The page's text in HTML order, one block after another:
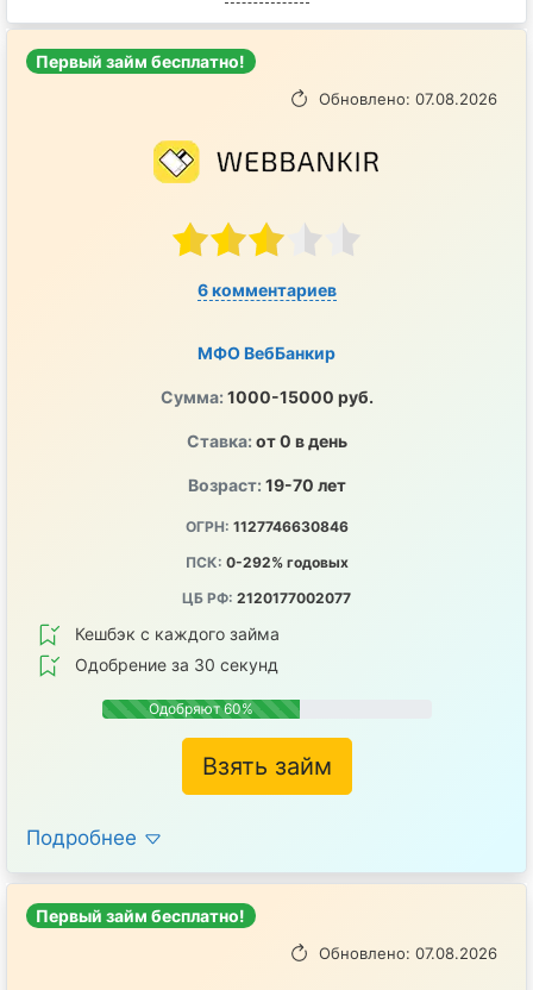
Первый займ бесплатно!
Обновлено: 07.08.2026
6 комментариев
МФО ВебБанкир
Сумма: 1000-15000 руб.
Ставка: от 0 в день
Возраст: 19-70 лет
ОГРН: 1127746630846
ПСК: 0-292% годовых
ЦБ РФ: 2120177002077
Кешбэк с каждого займа
Одобрение за 30 секунд
Одобряют 60%
Взять займ
Подробнее
Первый займ бесплатно!
Обновлено: 07.08.2026